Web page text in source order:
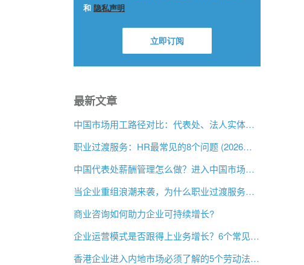
最新文章
中国市场用工路径对比：代表处、法人实体与 EOR，企业该如何选择？
职业过渡服务：HR最常见的8个问题 (2026年版)
中国代表处薪酬管理怎么做？进入中国市场前的用工指南
当企业重组浪潮来袭，为什么职业过渡服务比以往更重要？
商业咨询如何助力企业可持续增长?
企业运营模式是否跟得上业务增长？6个常见信号
香港企业进入内地市场必须了解的5个劳动法差异